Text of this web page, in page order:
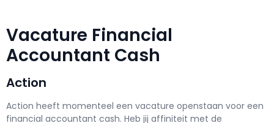
Vacature Financial
Accountant Cash
Action
Action heeft momenteel een vacature openstaan voor een
financial accountant cash. Heb jij affiniteit met de